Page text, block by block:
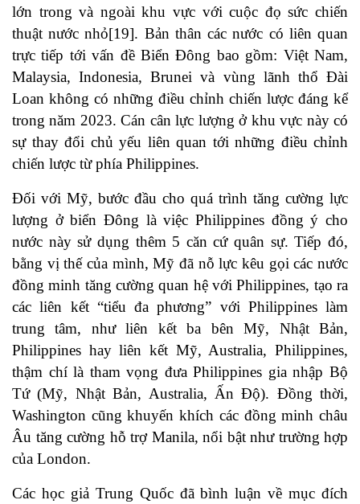
lớn trong và ngoài khu vực với cuộc đọ sức chiến
thuật nước nhỏ[19]. Bản thân các nước có liên quan
trực tiếp tới vấn đề Biển Đông bao gồm: Việt Nam,
Malaysia, Indonesia, Brunei và vùng lãnh thổ Đài
Loan không có những điều chỉnh chiến lược đáng kể
trong năm 2023. Cán cân lực lượng ở khu vực này có
sự thay đổi chủ yếu liên quan tới những điều chỉnh
chiến lược từ phía Philippines.
Đối với Mỹ, bước đầu cho quá trình tăng cường lực
lượng ở biển Đông là việc Philippines đồng ý cho
nước này sử dụng thêm 5 căn cứ quân sự. Tiếp đó,
bằng vị thế của mình, Mỹ đã nỗ lực kêu gọi các nước
đồng minh tăng cường quan hệ với Philippines, tạo ra
các liên kết “tiểu đa phương” với Philippines làm
trung tâm, như liên kết ba bên Mỹ, Nhật Bản,
Philippines hay liên kết Mỹ, Australia, Philippines,
thậm chí là tham vọng đưa Philippines gia nhập Bộ
Tứ (Mỹ, Nhật Bản, Australia, Ấn Độ). Đồng thời,
Washington cũng khuyến khích các đồng minh châu
Âu tăng cường hỗ trợ Manila, nổi bật như trường hợp
của London.
Các học giả Trung Quốc đã bình luận về mục đích